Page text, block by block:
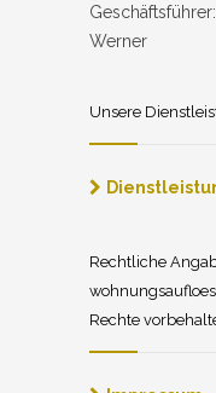
Werner
Unsere
Rechtliche
Rechte